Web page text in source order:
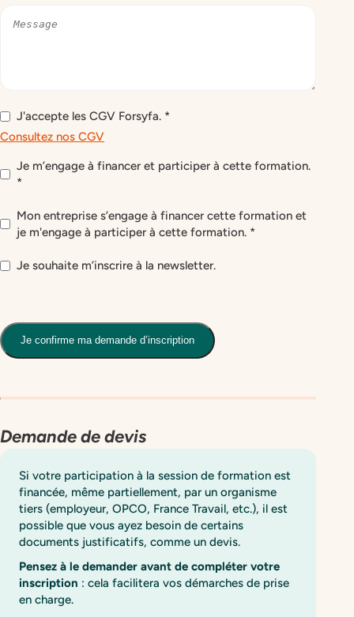
CGV*
J'accepte les CGV Forsyfa. *
Consultez nos CGV
Optin autofinancement*
Je m’engage à financer et participer à cette formation.
*
Optin entreprise*
Mon entreprise s’engage à financer cette formation et
je m'engage à participer à cette formation. *
newsletter
Je souhaite m’inscrire à la newsletter.
Je confirme ma demande d’inscription
Demande de devis
Si votre participation à la session de formation est
financée, même partiellement, par un organisme
tiers (employeur, OPCO, France Travail, etc.), il est
possible que vous ayez besoin de certains
documents justificatifs, comme un devis.
Pensez à le demander avant de compléter votre
inscription : cela facilitera vos démarches de prise
en charge.